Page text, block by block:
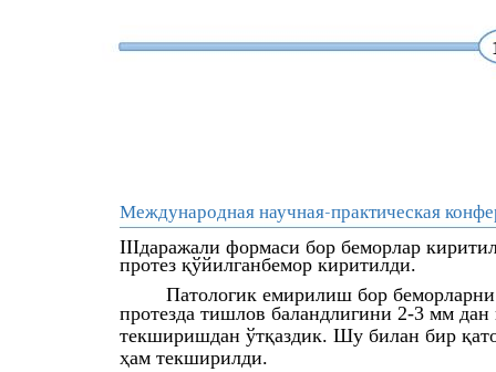
Международная научная-практическая
IIIдаражали формаси бор беморлар
протез қўйилганбемор киритилди.
Патологик емирилиш бор
протезда тишлов баландлигини 2-3 мм
текширишдан ўтқаздик. Шу билан бир
ҳам текширилди.